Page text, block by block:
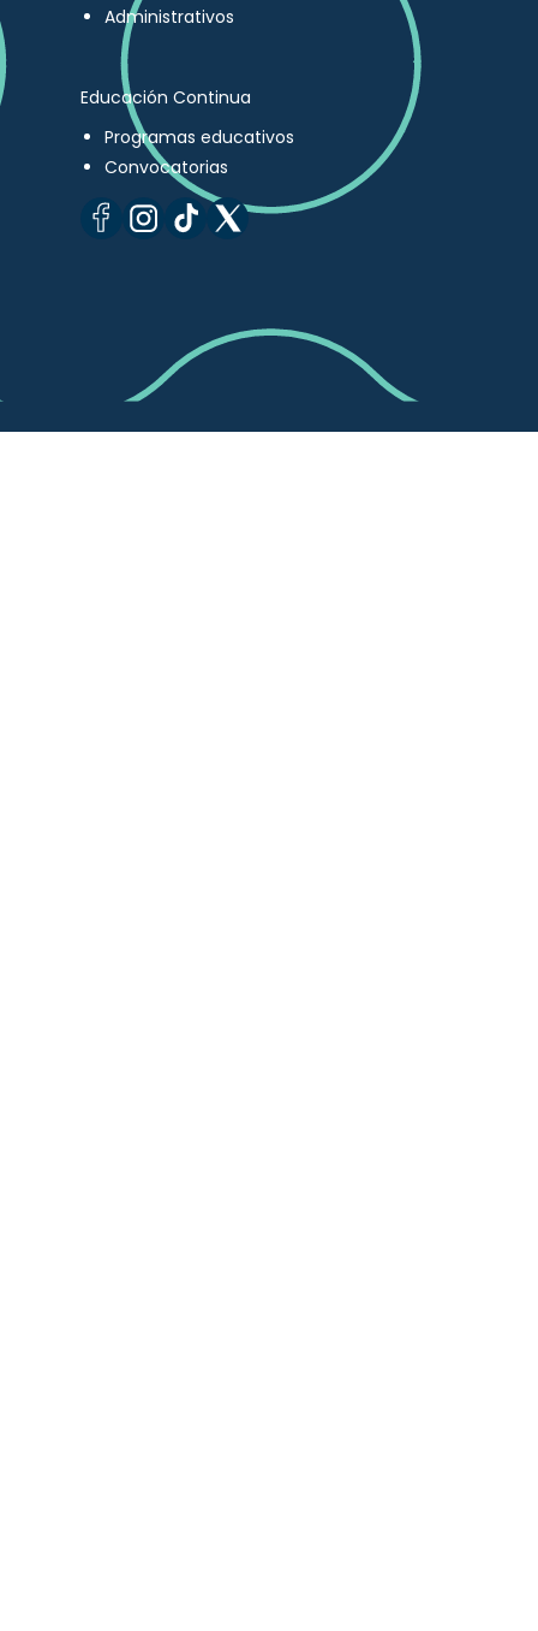
Administrativos
Educación Continua
Programas educativos
Convocatorias